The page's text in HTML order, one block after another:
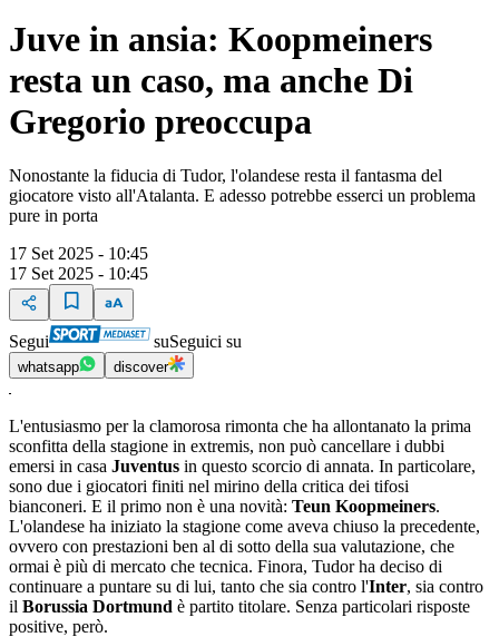
Juve in ansia: Koopmeiners
resta un caso, ma anche Di
Gregorio preoccupa
Nonostante la fiducia di Tudor, l'olandese resta il fantasma del
giocatore visto all'Atalanta. E adesso potrebbe esserci un problema
pure in porta
17 Set 2025 - 10:45
17 Set 2025 - 10:45
Segui suSeguici su
whatsapp discover
L'entusiasmo per la clamorosa rimonta che ha allontanato la prima
sconfitta della stagione in extremis, non può cancellare i dubbi
emersi in casa Juventus in questo scorcio di annata. In particolare,
sono due i giocatori finiti nel mirino della critica dei tifosi
bianconeri. E il primo non è una novità: Teun Koopmeiners.
L'olandese ha iniziato la stagione come aveva chiuso la precedente,
ovvero con prestazioni ben al di sotto della sua valutazione, che
ormai è più di mercato che tecnica. Finora, Tudor ha deciso di
continuare a puntare su di lui, tanto che sia contro l'Inter, sia contro
il Borussia Dortmund è partito titolare. Senza particolari risposte
positive, però.